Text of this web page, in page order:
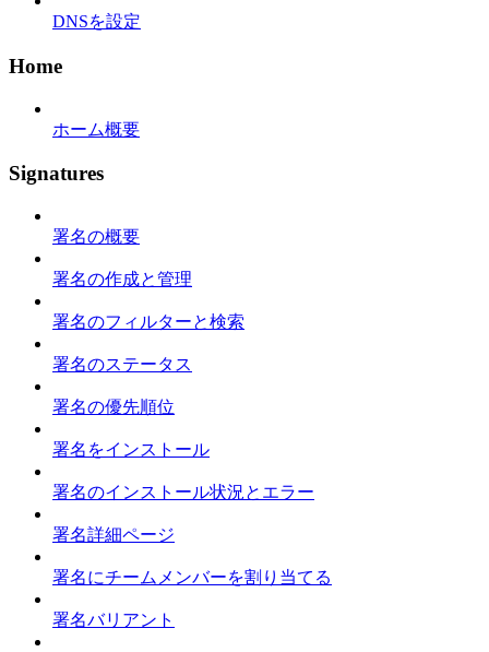
DNSを設定
Home
ホーム概要
Signatures
署名の概要
署名の作成と管理
署名のフィルターと検索
署名のステータス
署名の優先順位
署名をインストール
署名のインストール状況とエラー
署名詳細ページ
署名にチームメンバーを割り当てる
署名バリアント